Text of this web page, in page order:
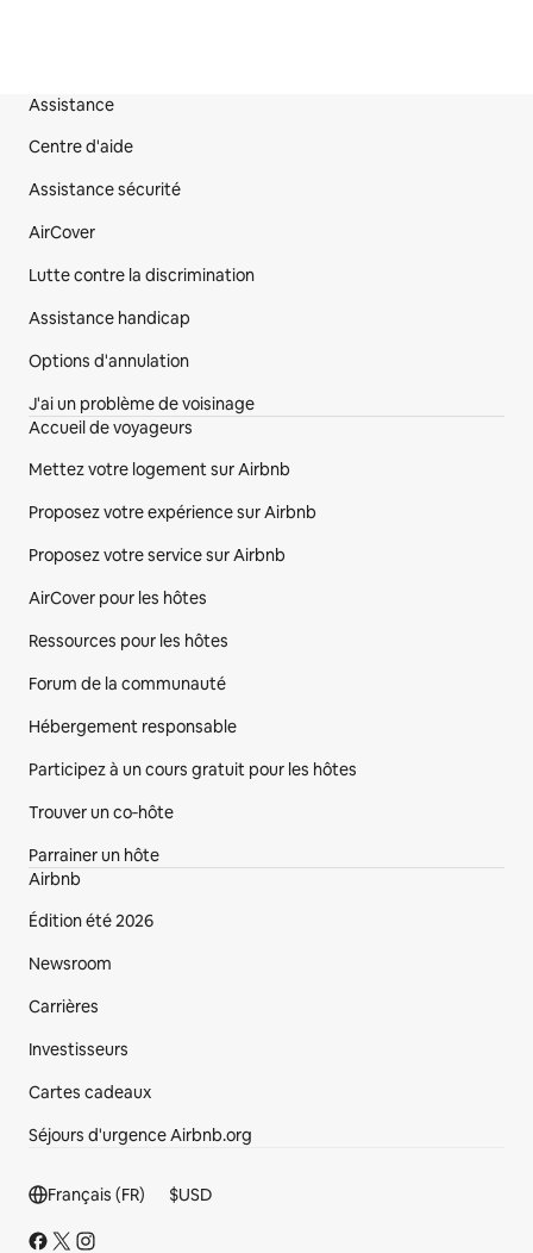
Pied de page du site
Assistance
Centre d'aide
Assistance sécurité
AirCover
Lutte contre la discrimination
Assistance handicap
Options d'annulation
J'ai un problème de voisinage
Accueil de voyageurs
Mettez votre logement sur Airbnb
Proposez votre expérience sur Airbnb
Proposez votre service sur Airbnb
AirCover pour les hôtes
Ressources pour les hôtes
Forum de la communauté
Hébergement responsable
Participez à un cours gratuit pour les hôtes
Trouver un co‑hôte
Parrainer un hôte
Airbnb
Édition été 2026
Newsroom
Carrières
Investisseurs
Cartes cadeaux
Séjours d'urgence Airbnb.org
Section de pied de page
Français (FR) $USD